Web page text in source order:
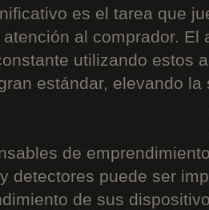
es el tarea que
al comprador. El
utilizando estos
estándar, elevando
de
detectores puede ser
de sus